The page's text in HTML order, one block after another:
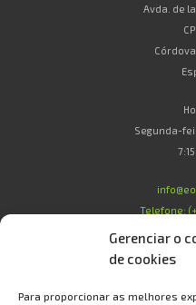
Gerenciar o
de cookies
Para proporcionar as melhores
Avda. de
Segunda-
Telefone: